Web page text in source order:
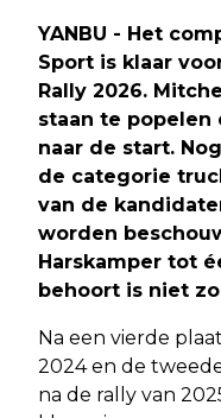
YANBU - Het
Sport is klaar
Rally 2026.
staan te
naar de start.
de categorie
van de
worden
Harskamper tot
behoort is niet
Na een vierde
2024 en de
na de rally van